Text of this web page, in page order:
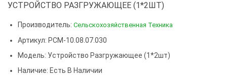
УСТРОЙСТВО РАЗГРУЖАЮЩЕЕ (1*2ШТ)
Производитель: Сельскохозяйственная Техника
Артикул: РСМ-10.08.07.030
Модель: Устройство Разгружающее (1*2шт)
Наличие: Есть В Наличии